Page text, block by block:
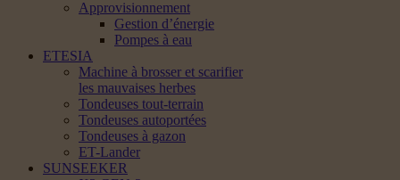
Approvisionnement
Gestion d’énergie
Pompes à eau
ETESIA
Machine à brosser et scarifier
les mauvaises herbes
Tondeuses tout-terrain
Tondeuses autoportées
Tondeuses à gazon
ET-Lander
SUNSEEKER